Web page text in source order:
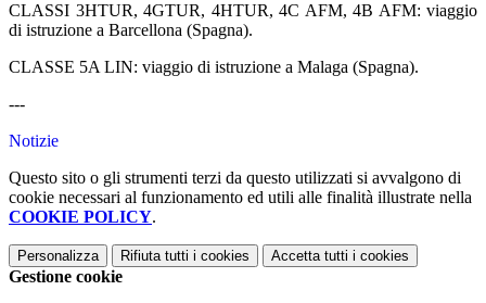
CLASSI 3HTUR, 4GTUR, 4HTUR, 4C AFM, 4B AFM: viaggio
di istruzione a Barcellona (Spagna).
CLASSE 5A LIN: viaggio di istruzione a Malaga (Spagna).
---
Notizie
Questo sito o gli strumenti terzi da questo utilizzati si avvalgono di
cookie necessari al funzionamento ed utili alle finalità illustrate nella
COOKIE POLICY.
Personalizza Rifiuta tutti i cookies Accetta tutti i cookies
Gestione cookie